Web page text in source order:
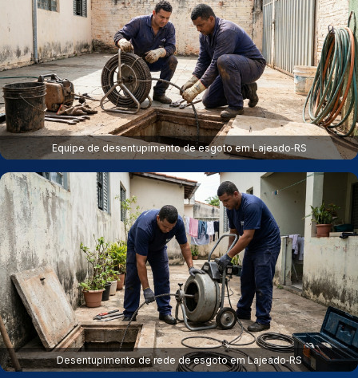
Equipe de desentupimento de esgoto em Lajeado‑RS
Desentupimento de rede de esgoto em Lajeado‑RS